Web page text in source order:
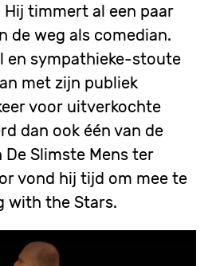
timmert al een paar
de weg als comedian.
en sympathieke-stoute
met zijn publiek
voor uitverkochte
dan ook één van de
Slimste Mens ter
vond hij tijd om mee te
with the Stars.